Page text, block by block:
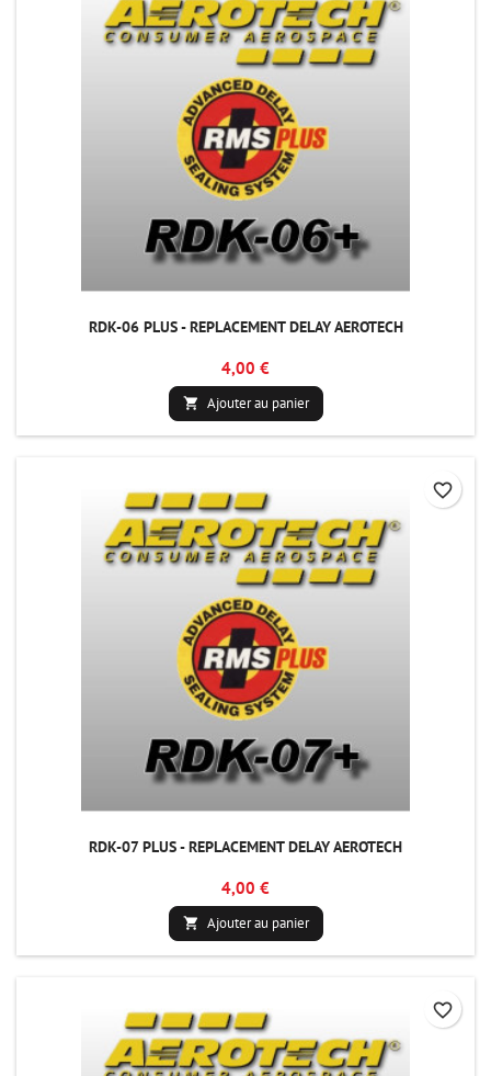
RDK-06 PLUS - REPLACEMENT DELAY AEROTECH
4,00 €
 Ajouter au panier
RDK-07 PLUS - REPLACEMENT DELAY AEROTECH
4,00 €
 Ajouter au panier
favorite_border
favorite_border